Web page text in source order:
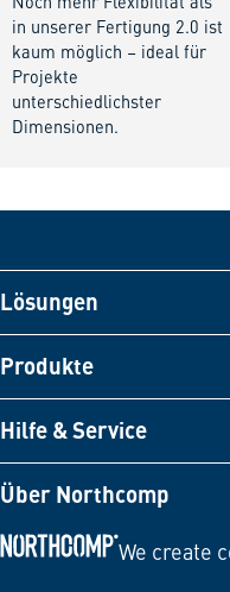
Noch mehr Flexibilität als
in unserer Fertigung 2.0 ist
kaum möglich – ideal für
Projekte
unterschiedlichster
Dimensionen.
Lösungen
Produkte
Hilfe & Service
Über Northcomp
We create